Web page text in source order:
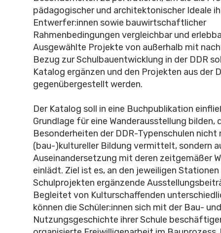
pädagogischer und architektonischer Ideale
Entwerfer:innen sowie bauwirtschaftlicher
Rahmenbedingungen vergleichbar und
Ausgewählte Projekte von außerhalb mit
Bezug zur Schulbauentwicklung in der DDR
Katalog ergänzen und den Projekten aus der
gegenübergestellt werden.
Der Katalog soll in eine Buchpublikation
Grundlage für eine Wanderausstellung bilden,
Besonderheiten der DDR-Typenschulen nicht
(bau-)kultureller Bildung vermittelt, sondern
Auseinandersetzung mit deren zeitgemäßer
einlädt. Ziel ist es, an den jeweiligen
Schulprojekten ergänzende
Begleitet von Kulturschaffenden
können die Schüler:innen sich mit der Bau- und
Nutzungsgeschichte ihrer Schule